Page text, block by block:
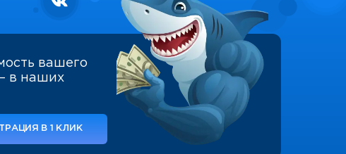
вашего
в наших
В 1 КЛИК